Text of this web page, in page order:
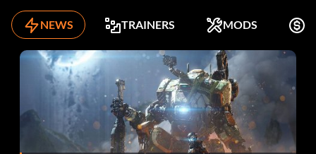
NEWS TRAINERS MODS